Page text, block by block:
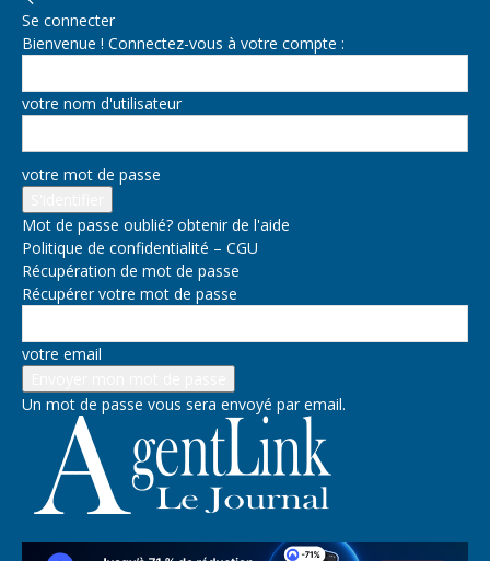
Se connecter
Bienvenue ! Connectez-vous à votre compte :
votre nom d'utilisateur
votre mot de passe
Mot de passe oublié? obtenir de l'aide
Politique de confidentialité – CGU
Récupération de mot de passe
Récupérer votre mot de passe
votre email
Un mot de passe vous sera envoyé par email.